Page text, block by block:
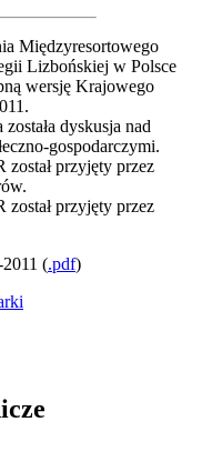
Międzyresortowego
Lizbońskiej w Polsce
wersję Krajowego
dyskusja nad
gospodarczymi.
został przyjęty przez
został przyjęty przez
(.pdf)